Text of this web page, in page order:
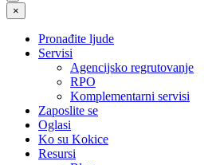
×
Pronađite ljude
Servisi
Agencijsko regrutovanje
RPO
Komplementarni servisi
Zaposlite se
Oglasi
Ko su Kokice
Resursi